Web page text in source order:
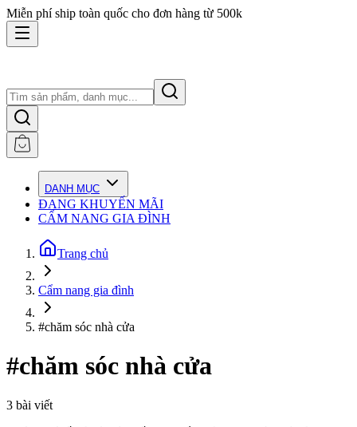
Miễn phí ship toàn quốc cho đơn hàng từ 500k
DANH MỤC
ĐANG KHUYẾN MÃI
CẨM NANG GIA ĐÌNH
Trang chủ
Cẩm nang gia đình
#chăm sóc nhà cửa
#chăm sóc nhà cửa
3 bài viết